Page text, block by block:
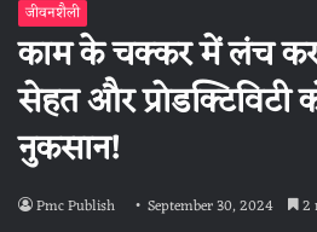
जीवनशैली
काम के चक्कर में लंच
सेहत और प्रोडक्टिविटी
नुकसान!
Pmc Publish September 30, 2024 2